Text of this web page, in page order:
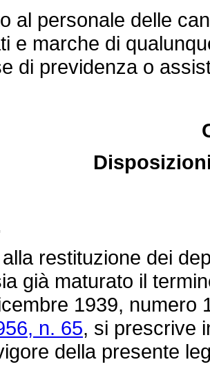
personale delle
e marche di
di previdenza o
restituzione dei
già maturato il
1939, numero
n. 65, si prescrive
della presente